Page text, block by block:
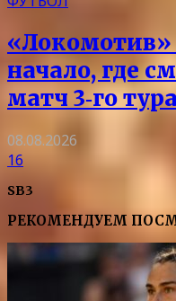
начало, где
матч 3‑го
08.08.2026
16
SB3
РЕКОМЕНДУЕМ